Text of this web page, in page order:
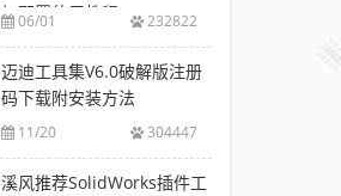
加配置使用教程
06/01 232822
迈迪工具集V6.0破解版注册
码下载附安装方法
11/20 304447
溪风推荐SolidWorks插件工